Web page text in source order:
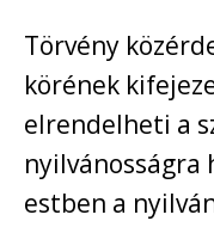
Törvény
körének
elrendelheti a
nyilvánosságra
estben a